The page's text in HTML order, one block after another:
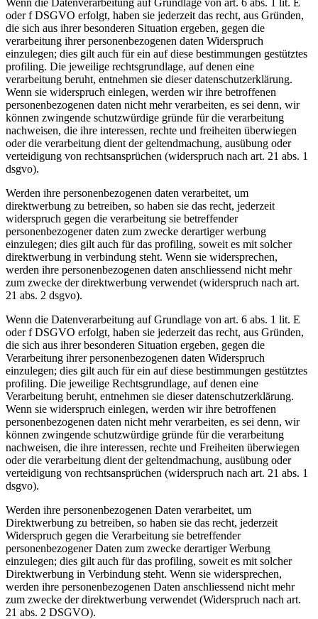
oder f DSGVO erfolgt, haben sie jederzeit das recht, aus Gründen,
die sich aus ihrer besonderen Situation ergeben, gegen die
verarbeitung ihrer personenbezogenen daten Widerspruch
einzulegen; dies gilt auch für ein auf diese bestimmungen gestütztes
profiling. Die jeweilige rechtsgrundlage, auf denen eine
verarbeitung beruht, entnehmen sie dieser datenschutzerklärung.
Wenn sie widerspruch einlegen, werden wir ihre betroffenen
personenbezogenen daten nicht mehr verarbeiten, es sei denn, wir
können zwingende schutzwürdige gründe für die verarbeitung
nachweisen, die ihre interessen, rechte und freiheiten überwiegen
oder die verarbeitung dient der geltendmachung, ausübung oder
verteidigung von rechtsansprüchen (widerspruch nach art. 21 abs. 1
dsgvo).
Werden ihre personenbezogenen daten verarbeitet, um
direktwerbung zu betreiben, so haben sie das recht, jederzeit
widerspruch gegen die verarbeitung sie betreffender
personenbezogener daten zum zwecke derartiger werbung
einzulegen; dies gilt auch für das profiling, soweit es mit solcher
direktwerbung in verbindung steht. Wenn sie widersprechen,
werden ihre personenbezogenen daten anschliessend nicht mehr
zum zwecke der direktwerbung verwendet (widerspruch nach art.
21 abs. 2 dsgvo).
Wenn die Datenverarbeitung auf Grundlage von art. 6 abs. 1 lit. E
oder f DSGVO erfolgt, haben sie jederzeit das recht, aus Gründen,
die sich aus ihrer besonderen Situation ergeben, gegen die
Verarbeitung ihrer personenbezogenen daten Widerspruch
einzulegen; dies gilt auch für ein auf diese bestimmungen gestütztes
profiling. Die jeweilige Rechtsgrundlage, auf denen eine
Verarbeitung beruht, entnehmen sie dieser datenschutzerklärung.
Wenn sie widerspruch einlegen, werden wir ihre betroffenen
personenbezogenen daten nicht mehr verarbeiten, es sei denn, wir
können zwingende schutzwürdige gründe für die verarbeitung
nachweisen, die ihre interessen, rechte und Freiheiten überwiegen
oder die verarbeitung dient der geltendmachung, ausübung oder
verteidigung von rechtsansprüchen (widerspruch nach art. 21 abs. 1
dsgvo).
Werden ihre personenbezogenen Daten verarbeitet, um
Direktwerbung zu betreiben, so haben sie das recht, jederzeit
Widerspruch gegen die Verarbeitung sie betreffender
personenbezogener Daten zum zwecke derartiger Werbung
einzulegen; dies gilt auch für das profiling, soweit es mit solcher
Direktwerbung in Verbindung steht. Wenn sie widersprechen,
werden ihre personenbezogenen Daten anschliessend nicht mehr
zum zwecke der direktwerbung verwendet (Widerspruch nach art.
21 abs. 2 DSGVO).